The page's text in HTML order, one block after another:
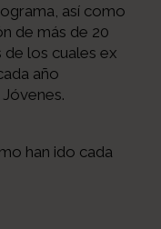
así como
de más de 20
los cuales ex
año
han ido cada